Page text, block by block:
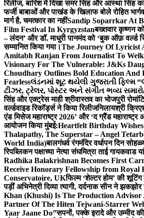
रिलीज, बारिश में दिखा समर सिंह और आस्था सिंह
फर्जी बाबाओं और पाखंड के खिलाफ बोले रोहित
मार्ग है, चमत्कार का नहींSandip Soparrkar At
Film Festival In Kyrgyzstanबख्तवार कृष्णन
– लंदन’ और डॉ. माधुरी पानमंद को ‘बुक ऑफ़ वर्ल्ड
सम्मानित किया गया।The Journey Of Lyricist
Amitabh Ranjan From Journalist To
Visionary For The Vulnerable: J&Ks
Choudhary Outlines Bold Education And
Fearlessલંડનમાં શૂટ થયેલી ગુજરાતી ફિલ્મ
ટીઝર, ટ્રેલર, પોસ્ટર અને સંગીત ભવ્ય
सिंह और एक्ट्रेस माही श्रीवास्तव का भोजपुरी
वर्ल्डवाइड रिकॉर्ड्स ने किया रिलीजनिलायश्री
एंड मिसेज महाराष्ट्र 2026’ और ‘द ग्रैंड महाराष्ट्र
आयोजन किया मुंबई:Heartfelt Birthday
Thalapathy, The Superstar – Angel
World India)बालगंधर्व रंगमंदिर वर्धापन दिन
रिपब्लिकन पक्षाच्या नेत्या संघमित्रा ताई गायकवाड
Radhika Balakrishnan Becomes First
Receive Honorary Fellowship from Royal
Conservatoire, UKफिल्म ‘शेल्टर होम’ की
पड़ीं अभिनेत्री दिव्या त्यागी, दर्दनाक सीन ने झकझोर
Khan (Khushi) Is The Production Advisor
Partner Of The Hiten Tejwani-Starrer
Yaar Jaane Do”सपनों, पक्के इरादे और उम्मीद की